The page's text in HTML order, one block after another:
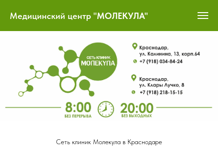
Сеть клиник Молекула в Краснодаре
Медицинский центр "МОЛЕКУЛА"